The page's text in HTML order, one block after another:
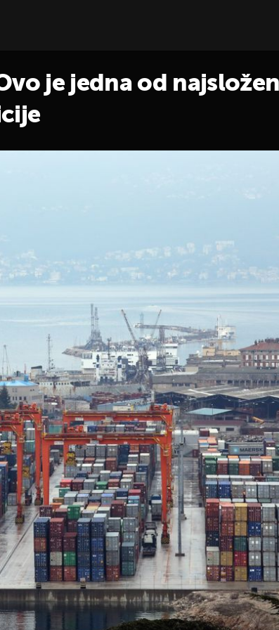
je jedna od
+3
direktor u HOO-u
AFERA PRŠUT
Željko Kerum pušten na
zatvor samo za njegova